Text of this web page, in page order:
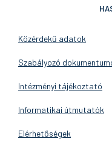
Közérdekű adatok
Szabályozó
Intézményi tájékoztató
Informatikai útmutatók
Elérhetőségek